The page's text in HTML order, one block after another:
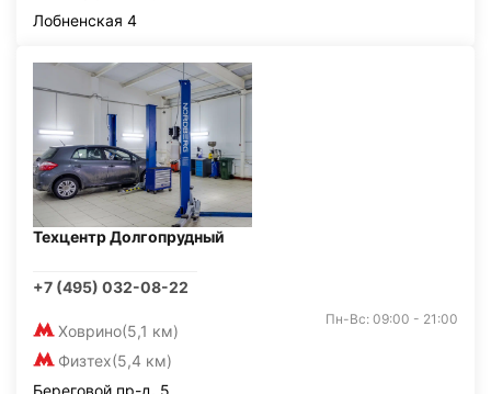
Лобненская 4
Техцентр Долгопрудный
+7 (495) 032-08-22
Ховрино(5,1 км)
Физтех(5,4 км)
Пн-Вс: 09:00 - 21:00
Береговой пр-д, 5